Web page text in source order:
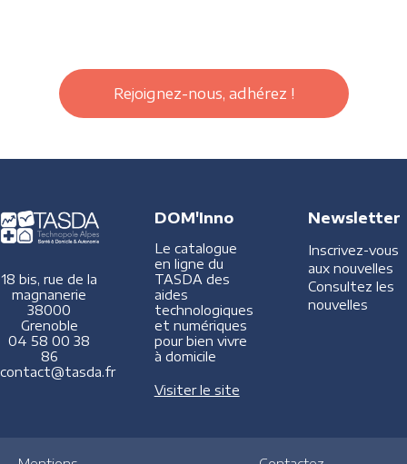
Rejoignez-nous, adhérez !
18 bis, rue de la
magnanerie
38000
Grenoble
04 58 00 38
86
contact@tasda.fr
DOM'Inno
Le catalogue
en ligne du
TASDA des
aides
technologiques
et numériques
pour bien vivre
à domicile
Visiter le site
Newsletter
Inscrivez-vous
aux nouvelles
Consultez les
nouvelles